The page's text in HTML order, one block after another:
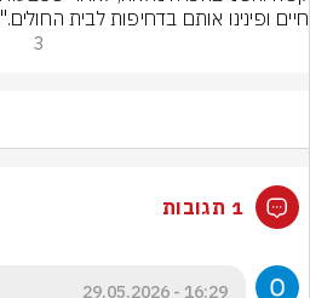
חיים ופינינו אותם בדחיפות לבית החולים."
3
1 תגובות
16:29 - 29.05.2026